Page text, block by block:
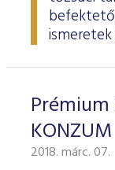
ESG
KONZUM
2018. márc. 07.